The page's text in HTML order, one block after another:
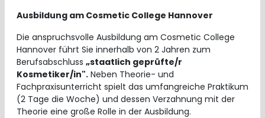
Ausbildung am Cosmetic College Hannover
Die anspruchsvolle Ausbildung am Cosmetic College
Hannover führt Sie innerhalb von 2 Jahren zum
Berufsabschluss „staatlich geprüfte/r
Kosmetiker/in". Neben Theorie- und
Fachpraxisunterricht spielt das umfangreiche Praktikum
(2 Tage die Woche) und dessen Verzahnung mit der
Theorie eine große Rolle in der Ausbildung.